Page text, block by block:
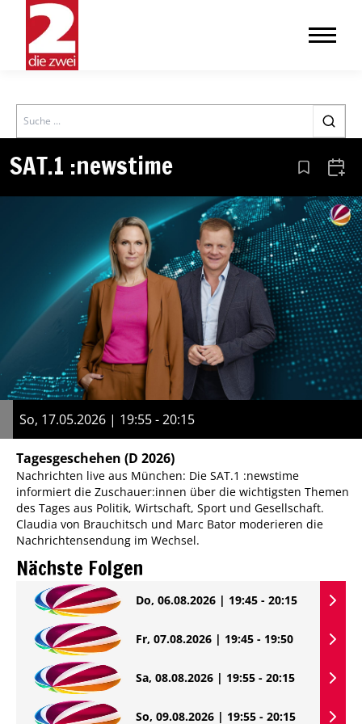
Search
SAT.1 :newstime Aus den
So, 17.05.2026 | 19:55 - 20:15
Tagesgeschehen (D 2026)
Nachrichten live aus München: Die SAT.1 :newstime
informiert die Zuschauer:innen über die wichtigsten Themen
des Tages aus Politik, Wirtschaft, Sport und Gesellschaft.
Claudia von Brauchitsch und Marc Bator moderieren die
Nachrichtensendung im Wechsel.
Nächste Folgen
Do, 06.08.2026 | 19:45 - 20:15
Fr, 07.08.2026 | 19:45 - 19:50
Sa, 08.08.2026 | 19:55 - 20:15
So, 09.08.2026 | 19:55 - 20:15